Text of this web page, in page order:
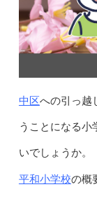
中区への引っ越
うことになる小
いでしょうか。
平和小学校の概